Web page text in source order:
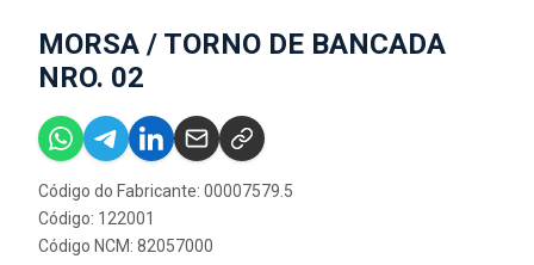
MORSA / TORNO DE BANCADA
NRO. 02
Código do Fabricante: 00007579.5
Código: 122001
Código NCM: 82057000